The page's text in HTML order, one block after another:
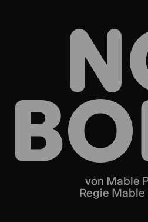
von Mable
Regie Mable